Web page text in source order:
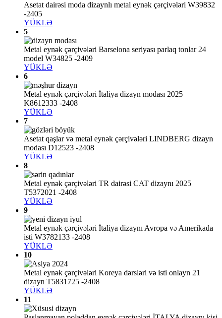
Asetat dairəsi moda dizaynlı metal eynək çərçivələri W39832
-2405
YÜKLƏ
5
Metal eynək çərçivələri Barselona seriyası parlaq tonlar 24
model W34825 -2409
YÜKLƏ
6
Metal eynək çərçivələri İtaliya dizayn modası 2025
K8612333 -2408
YÜKLƏ
7
Asetat qaşlar və metal eynək çərçivələri LINDBERG dizayn
modası D12523 -2408
YÜKLƏ
8
Metal eynək çərçivələri TR dairəsi CAT dizaynı 2025
T5372021 -2408
YÜKLƏ
9
Metal eynək çərçivələri İtaliya dizaynı Avropa və Amerikada
isti W3782133 -2408
YÜKLƏ
10
Metal eynək çərçivələri Koreya dərsləri və isti onlayn 21
dizayn T5831725 -2408
YÜKLƏ
11